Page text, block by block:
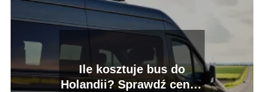
Ile kosztuje bus do
Holandii? Sprawdź ceny i